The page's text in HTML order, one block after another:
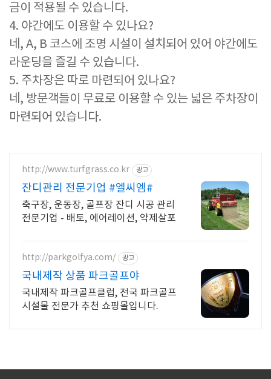
금이 적용될 수 있습니다.
4. 야간에도 이용할 수 있나요?
네, A, B 코스에 조명 시설이 설치되어 있어 야간에도
라운딩을 즐길 수 있습니다.
5. 주차장은 따로 마련되어 있나요?
네, 방문객들이 무료로 이용할 수 있는 넓은 주차장이
마련되어 있습니다.
http://www.turfgrass.co.kr 광고
잔디관리 전문기업 #엘씨엠#
축구장, 운동장, 골프장 잔디 시공 관리
전문기업 - 배토, 에어레이션, 약제살포
http://parkgolfya.com/ 광고
국내제작 상품 파크골프야
국내제작 파크골프클럽, 전국 파크골프
시설물 전문가 추천 쇼핑몰입니다.